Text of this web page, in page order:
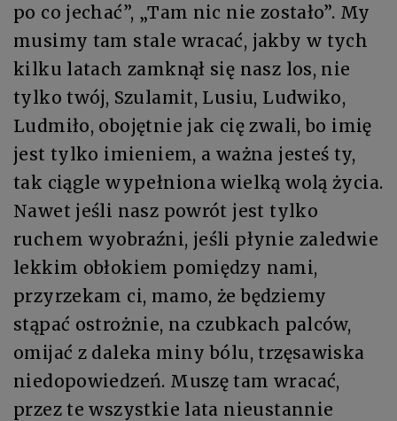
po co jechać”, „Tam nic nie zostało”. My
musimy tam stale wracać, jakby w tych
kilku latach zamknął się nasz los, nie
tylko twój, Szulamit, Lusiu, Ludwiko,
Ludmiło, obojętnie jak cię zwali, bo imię
jest tylko imieniem, a ważna jesteś ty,
tak ciągle wypełniona wielką wolą życia.
Nawet jeśli nasz powrót jest tylko
ruchem wyobraźni, jeśli płynie zaledwie
lekkim obłokiem pomiędzy nami,
przyrzekam ci, mamo, że będziemy
stąpać ostrożnie, na czubkach palców,
omijać z daleka miny bólu, trzęsawiska
niedopowiedzeń. Muszę tam wracać,
przez te wszystkie lata nieustannie